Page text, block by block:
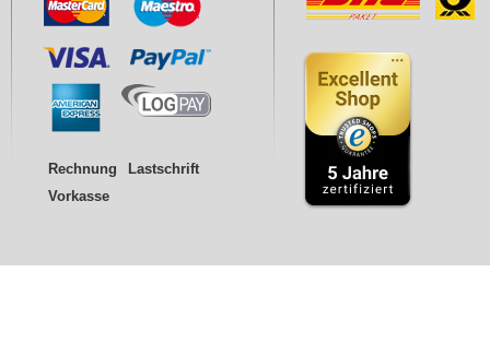
Rechnung
Lastschrift
Vorkasse